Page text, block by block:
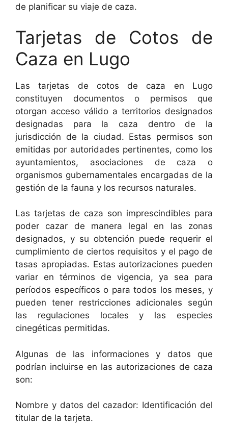
de planificar su viaje de caza.
Tarjetas de Cotos de
Caza en Lugo
Las tarjetas de cotos de caza en Lugo
constituyen documentos o permisos que
otorgan acceso válido a territorios designados
designadas para la caza dentro de la
jurisdicción de la ciudad. Estas permisos son
emitidas por autoridades pertinentes, como los
ayuntamientos, asociaciones de caza o
organismos gubernamentales encargadas de la
gestión de la fauna y los recursos naturales.
Las tarjetas de caza son imprescindibles para
poder cazar de manera legal en las zonas
designados, y su obtención puede requerir el
cumplimiento de ciertos requisitos y el pago de
tasas apropiadas. Estas autorizaciones pueden
variar en términos de vigencia, ya sea para
períodos específicos o para todos los meses, y
pueden tener restricciones adicionales según
las regulaciones locales y las especies
cinegéticas permitidas.
Algunas de las informaciones y datos que
podrían incluirse en las autorizaciones de caza
son:
Nombre y datos del cazador: Identificación del
titular de la tarjeta.